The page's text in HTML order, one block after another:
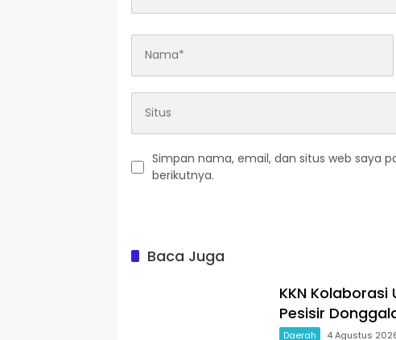
Simpan nama, email, dan situs web saya
berikutnya.
Baca Juga
KKN
Pesisir
Daerah 4 Agustus